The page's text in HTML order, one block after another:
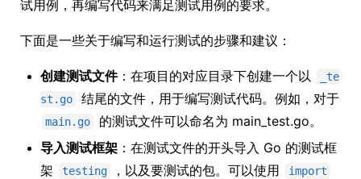
试用例，再编写代码来满足测试用例的要求。
下面是一些关于编写和运行测试的步骤和建议：
创建测试文件：在项目的对应目录下创建一个以
_te
st.go
结尾的文件，用于编写测试代码。例如，对于
main.go
的测试文件可以命名为 main_test.go。
导入测试框架 ：在测试文件的开头导入 Go 的测试框
架
testing ，以及要测试的包。可以使用 import